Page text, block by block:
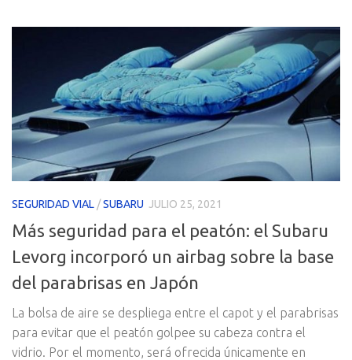
SEGURIDAD VIAL /SUBARU JULIO 25, 2021
Más seguridad para el peatón: el Subaru
Levorg incorporó un airbag sobre la base
del parabrisas en Japón
La bolsa de aire se despliega entre el capot y el parabrisas
para evitar que el peatón golpee su cabeza contra el
vidrio. Por el momento, será ofrecida únicamente en